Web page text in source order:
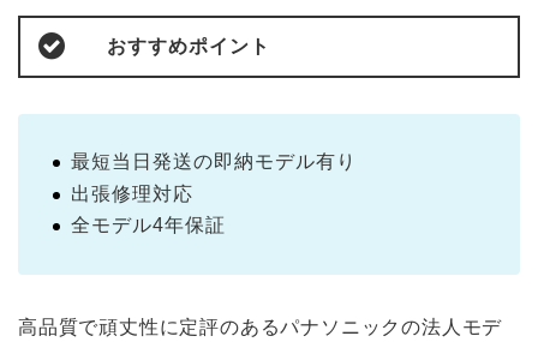
おすすめポイント
最短当日発送の即納モデル有り
出張修理対応
全モデル4年保証
高品質で頑丈性に定評のあるパナソニックの法人モデ